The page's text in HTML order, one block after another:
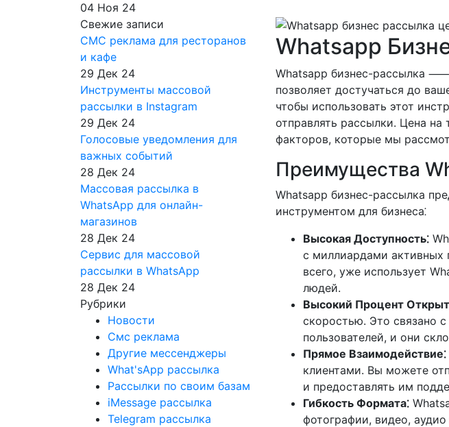
04 Ноя 24
Свежие записи
СМС реклама для ресторанов
и кафе
29 Дек 24
Инструменты массовой
рассылки в Instagram
29 Дек 24
Голосовые уведомления для
важных событий
28 Дек 24
Массовая рассылка в
WhatsApp для онлайн-
магазинов
28 Дек 24
Сервис для массовой
рассылки в WhatsApp
28 Дек 24
Рубрики
Новости
Смс реклама
Другие мессенджеры
What'sApp рассылка
Рассылки по своим базам
iMessage рассылка
Telegram рассылка
Whatsapp
Whatsapp бизнес-рассылка ⸺
позволяет достучаться до
чтобы использовать этот
отправлять рассылки. Цена
факторов, которые мы
Преимущества
Whatsapp бизнес-рассылка
инструментом для бизнеса⁚
Высокая Доступность⁚
с миллиардами активных
всего, уже использует
людей.
Высокий Процент
скоростью. Это связано
пользователей, и они
Прямое Взаимодействие⁚
клиентами. Вы можете
и предоставлять им
Гибкость Формата⁚
фотографии, видео,